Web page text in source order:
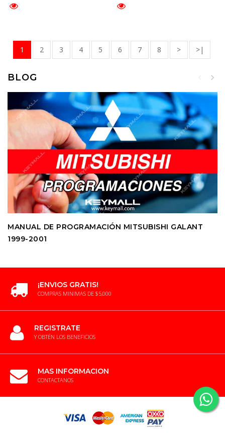
1 2 3 4 5 6 7 8 > >|
BLOG
MANUAL DE PROGRAMACIÓN MITSUBISHI GALANT
1999-2001
¡ENVIOS GRATIS!
COMPRAS MINIMAS DE $5,000
REGISTRATE
Y OBTÉN LOS BENEFICIOS
MAS INFORMACION
CONTACTANOS